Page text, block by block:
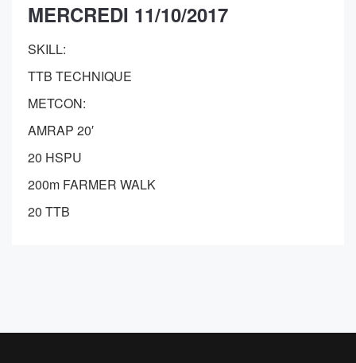
MERCREDI 11/10/2017
SKILL:
TTB TECHNIQUE
METCON:
AMRAP 20′
20 HSPU
200m FARMER WALK
20 TTB